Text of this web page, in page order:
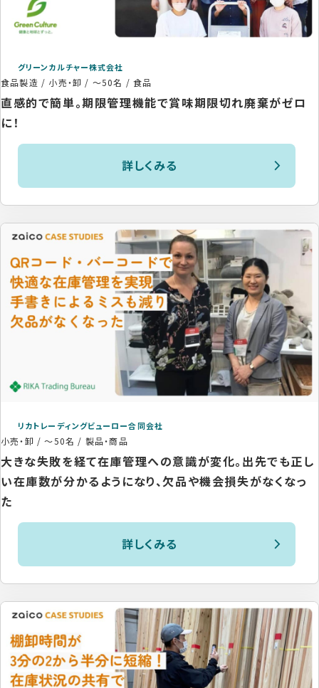
グリーンカルチャー株式会社
食品製造 / 小売・卸 / ～50名 /食品
直感的で簡単。期限管理機能で賞味期限切れ廃棄がゼロ
に！
詳しくみる
リカトレーディングビューロー合同会社
小売・卸 /～50名 / 製品・商品
大きな失敗を経て在庫管理への意識が変化。出先でも正し
い在庫数が分かるようになり、欠品や機会損失がなくなっ
た
詳しくみる